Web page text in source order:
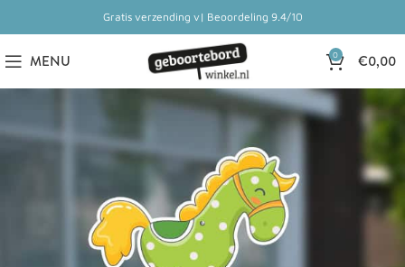
Gratis verzending v| Beoordeling 9.4/10
MENU 0 €0,00